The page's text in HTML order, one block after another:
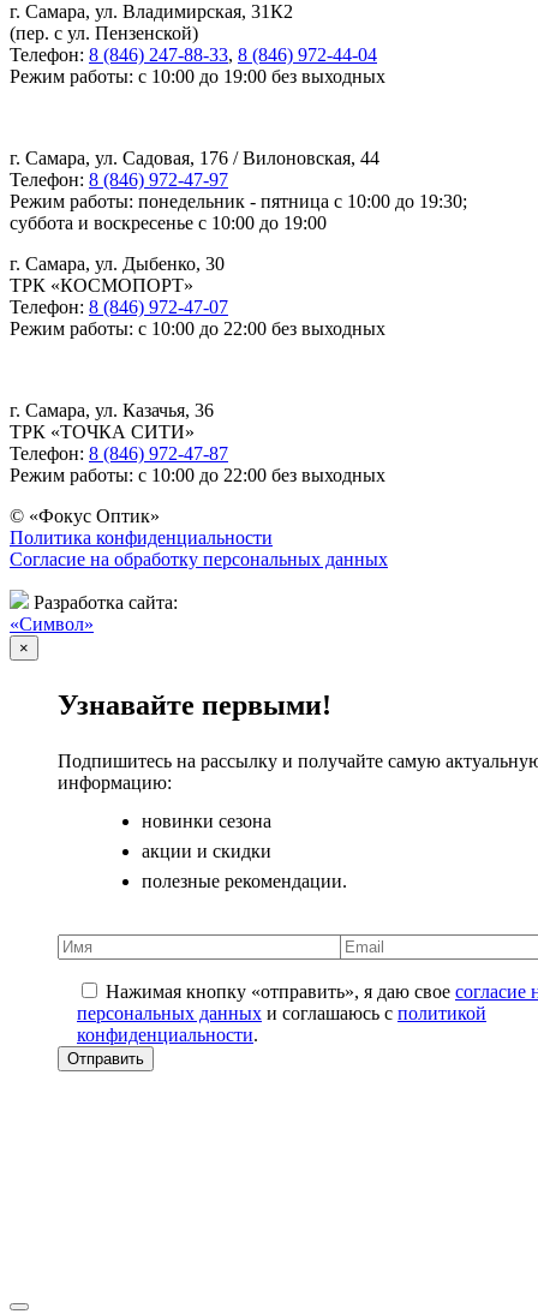
г. Самара, ул. Владимирская, 31К2
(пер. с ул. Пензенской)
Телефон: 8 (846) 247-88-33, 8 (846) 972-44-04
Режим работы: с 10:00 до 19:00 без выходных
г. Самара, ул. Садовая, 176 / Вилоновская, 44
Телефон: 8 (846) 972-47-97
Режим работы: понедельник - пятница с 10:00 до 19:30;
суббота и воскресенье с 10:00 до 19:00
г. Самара, ул. Дыбенко, 30
ТРК «КОСМОПОРТ»
Телефон: 8 (846) 972-47-07
Режим работы: с 10:00 до 22:00 без выходных
г. Самара, ул. Казачья, 36
ТРК «ТОЧКА СИТИ»
Телефон: 8 (846) 972-47-87
Режим работы: с 10:00 до 22:00 без выходных
© «Фокус Оптик»
Политика конфиденциальности
Согласие на обработку персональных данных
Разработка сайта:
«Символ»
×
Узнавайте первыми!
Подпишитесь на рассылку и получайте самую
информацию:
новинки сезона
акции и скидки
полезные рекомендации.
Нажимая кнопку «отправить», я даю свое согласие
персональных данных и соглашаюсь с политикой
конфиденциальности.